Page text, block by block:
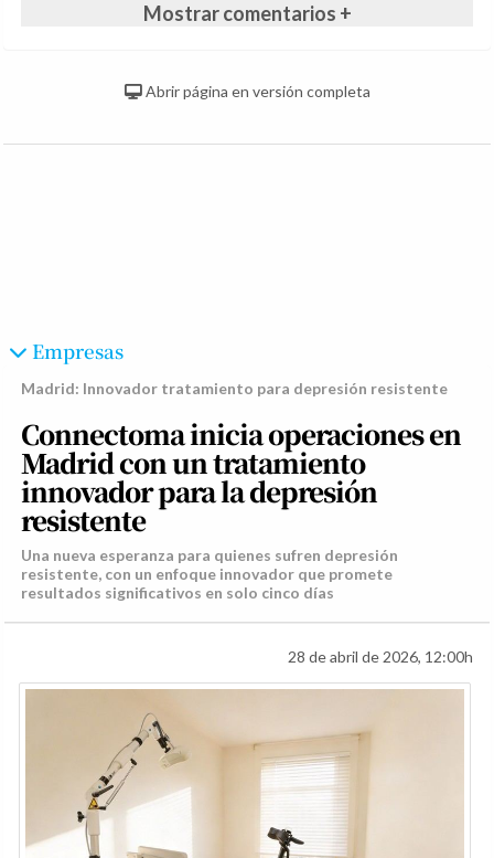
Mostrar comentarios +
Abrir página en versión completa
Empresas
Madrid: Innovador tratamiento para depresión resistente
Connectoma inicia operaciones en
Madrid con un tratamiento
innovador para la depresión
resistente
Una nueva esperanza para quienes sufren depresión
resistente, con un enfoque innovador que promete
resultados significativos en solo cinco días
28 de abril de 2026, 12:00h